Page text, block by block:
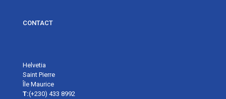
CONTACT
Helvetia
Saint Pierre
Île Maurice
T:(+230) 433 8992